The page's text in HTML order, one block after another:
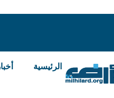
الرئيسية